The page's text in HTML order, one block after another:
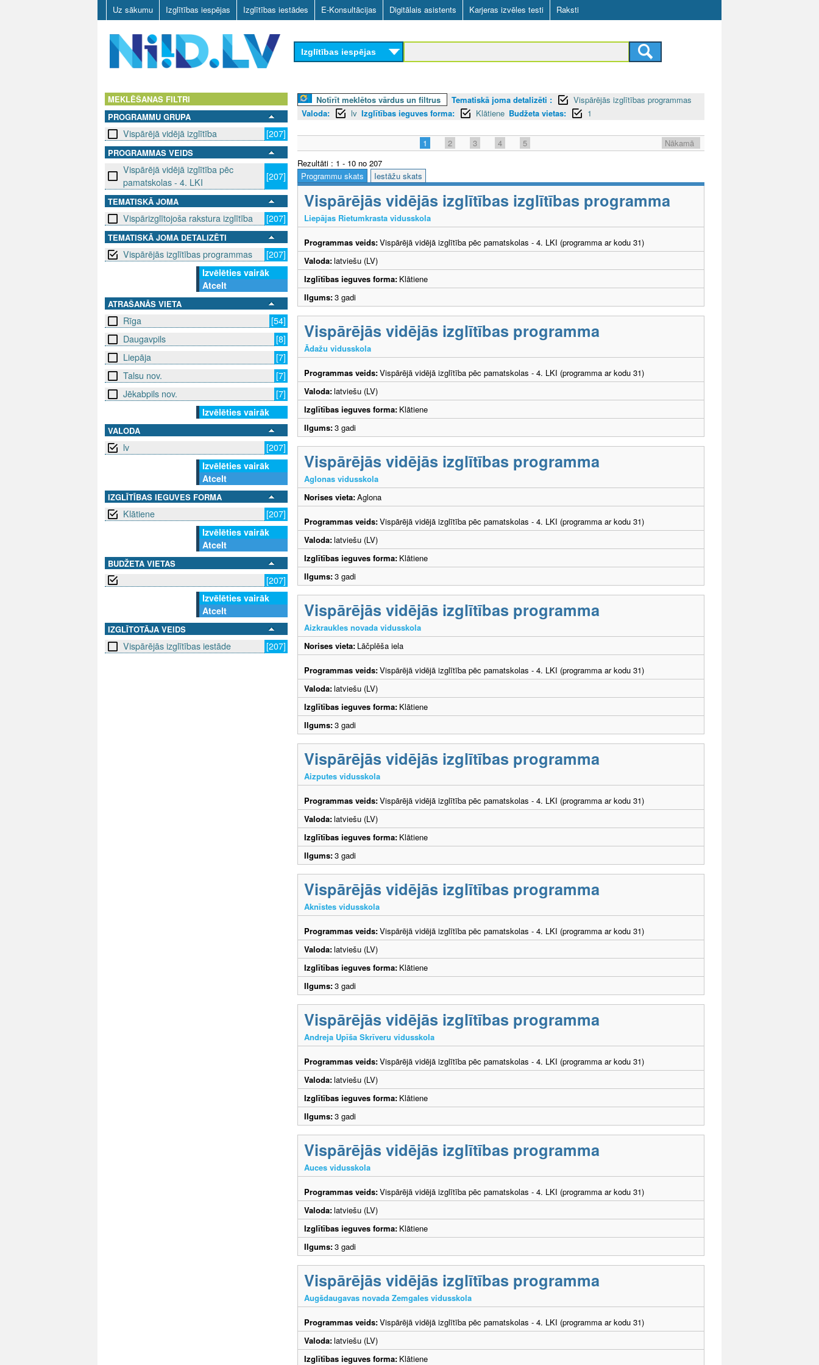
Skip
to
main
content
Uz sākumu Izglītības iespējas Izglītības iestādes E-Konsultācijas Digitālais asistents Karjeras izvēles testi Raksti
D
L
V
Izglītības iespējas
MEKLĒŠANAS FILTRI
PROGRAMMU GRUPA
Vispārējā vidējā izglītība [207]
PROGRAMMAS VEIDS
Vispārējā vidējā izglītība pēc
pamatskolas - 4. LKI
[207]
TEMATISKĀ JOMA
Vispārizglītojoša rakstura izglītība [207]
TEMATISKĀ JOMA DETALIZĒTI
Vispārējās izglītības programmas
[207]
Izvēlēties vairāk
Atcelt
ATRAŠANĀS VIETA
Rīga
[54]
Daugavpils
[8]
Liepāja
[7]
Talsu nov.
[7]
Jēkabpils nov.
[7]
Izvēlēties vairāk
VALODA
lv
[207]
Izvēlēties vairāk
Atcelt
IZGLĪTĪBAS IEGUVES FORMA
Klātiene
[207]
Izvēlēties vairāk
Atcelt
BUDŽETA VIETAS
[207]
Izvēlēties vairāk
Atcelt
IZGLĪTOTĀJA VEIDS
Vispārējās izglītības iestāde [207]
Notīrīt meklētos vārdus un filtrus Tematiskā joma detalizēti :
Vispārējās izglītības programmas
Valoda:
lv Izglītības ieguves forma: Klātiene Budžeta vietas: 1
1 2 3 4 5
Nākamā
Rezultāti : 1 - 10 no 207
Programmu skats
Iestāžu skats
Vispārējās vidējās izglītības izglītības programma
Liepājas Rietumkrasta vidusskola
Programmas veids:Vispārējā vidējā izglītība pēc pamatskolas - 4. LKI (programma ar kodu 31)
Valoda:latviešu (LV)
Izglītības ieguves forma: Klātiene
Ilgums:3 gadi
Vispārējās vidējās izglītības programma
Ādažu vidusskola
Programmas veids:Vispārējā vidējā izglītība pēc pamatskolas - 4. LKI (programma ar kodu 31)
Valoda:latviešu (LV)
Izglītības ieguves forma: Klātiene
Ilgums:3 gadi
Vispārējās vidējās izglītības programma
Aglonas vidusskola
Norises vieta:Aglona
Programmas veids:Vispārējā vidējā izglītība pēc pamatskolas - 4. LKI (programma ar kodu 31)
Valoda:latviešu (LV)
Izglītības ieguves forma: Klātiene
Ilgums:3 gadi
Vispārējās vidējās izglītības programma
Aizkraukles novada vidusskola
Norises vieta: Lāčplēša iela
Programmas veids:Vispārējā vidējā izglītība pēc pamatskolas - 4. LKI (programma ar kodu 31)
Valoda:latviešu (LV)
Izglītības ieguves forma: Klātiene
Ilgums:3 gadi
Vispārējās vidējās izglītības programma
Aizputes vidusskola
Programmas veids:Vispārējā vidējā izglītība pēc pamatskolas - 4. LKI (programma ar kodu 31)
Valoda:latviešu (LV)
Izglītības ieguves forma: Klātiene
Ilgums:3 gadi
Vispārējās vidējās izglītības programma
Aknīstes vidusskola
Programmas veids:Vispārējā vidējā izglītība pēc pamatskolas - 4. LKI (programma ar kodu 31)
Valoda:latviešu (LV)
Izglītības ieguves forma: Klātiene
Ilgums:3 gadi
Vispārējās vidējās izglītības programma
Andreja Upīša Skrīveru vidusskola
Programmas veids:Vispārējā vidējā izglītība pēc pamatskolas - 4. LKI (programma ar kodu 31)
Valoda:latviešu (LV)
Izglītības ieguves forma: Klātiene
Ilgums:3 gadi
Vispārējās vidējās izglītības programma
Auces vidusskola
Programmas veids:Vispārējā vidējā izglītība pēc pamatskolas - 4. LKI (programma ar kodu 31)
Valoda:latviešu (LV)
Izglītības ieguves forma: Klātiene
Ilgums:3 gadi
Vispārējās vidējās izglītības programma
Augšdaugavas novada Zemgales vidusskola
Programmas veids:Vispārējā vidējā izglītība pēc pamatskolas - 4. LKI (programma ar kodu 31)
Valoda:latviešu (LV)
Izglītības ieguves forma: Klātiene